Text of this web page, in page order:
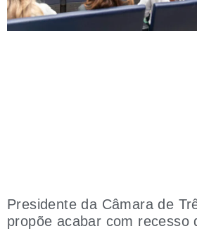
Presidente da Câmara de
propõe acabar com recesso